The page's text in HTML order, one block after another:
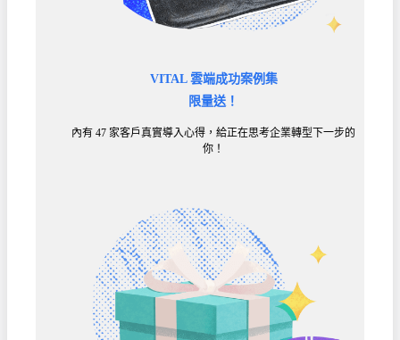
VITAL 雲端成功案例集
限量送！
內有 47 家客戶真實導入心得，給正在思考企業轉型下一步的
你！